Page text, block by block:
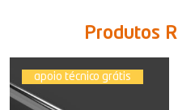
Produtos
apoio técnico grátis